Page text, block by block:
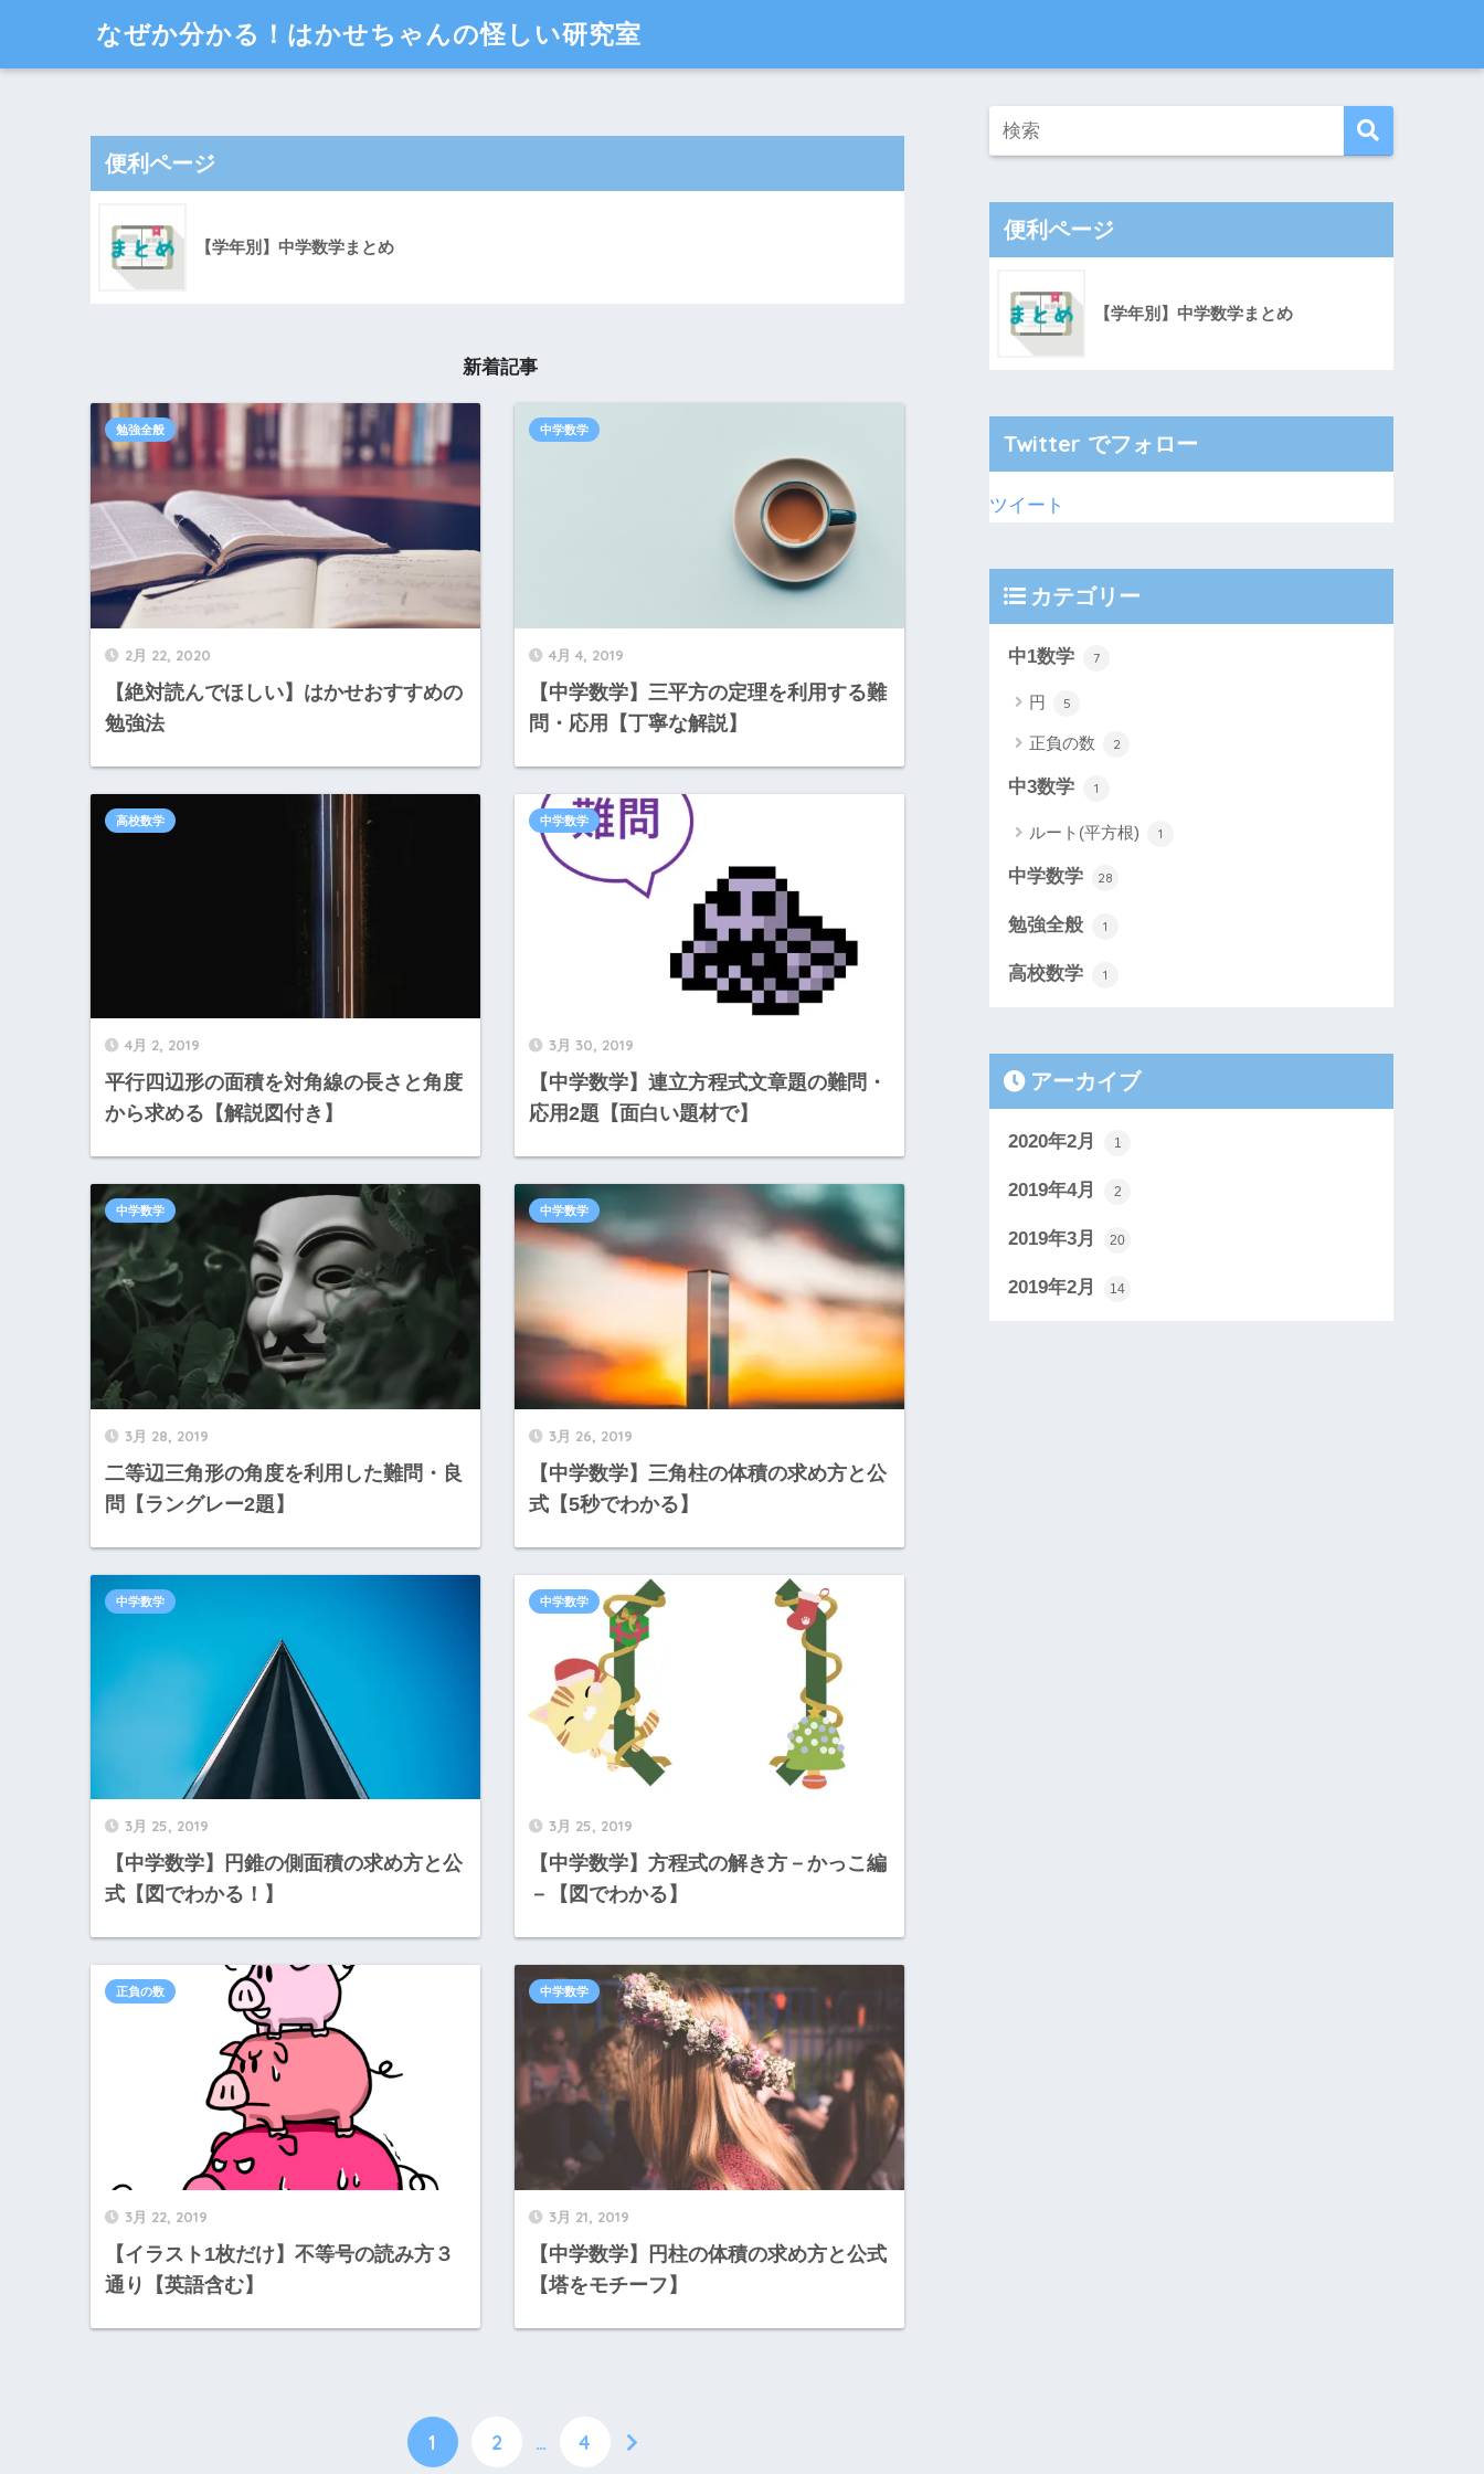
なぜか分かる！はかせちゃんの怪しい研究室
便利ページ
【学年別】中学数学まとめ
新着記事
2月 22, 2020
【絶対読んでほしい】はかせおすすめの
勉強法
勉強全般
4月 4, 2019
【中学数学】三平方の定理を利用する難
問・応用【丁寧な解説】
中学数学
4月 2, 2019
平行四辺形の面積を対角線の長さと角度
から求める【解説図付き】
高校数学
3月 30, 2019
【中学数学】連立方程式文章題の難問・
応用2題【面白い題材で】
中学数学
3月 28, 2019
二等辺三角形の角度を利用した難問・良
問【ラングレー2題】
中学数学
3月 26, 2019
【中学数学】三角柱の体積の求め方と公
式【5秒でわかる】
中学数学
3月 25, 2019
【中学数学】円錐の側面積の求め方と公
式【図でわかる！】
中学数学
3月 25, 2019
【中学数学】方程式の解き方－かっこ編
－【図でわかる】
中学数学
3月 22, 2019
【イラスト1枚だけ】不等号の読み方３
通り【英語含む】
正負の数
3月 21, 2019
【中学数学】円柱の体積の求め方と公式
【塔をモチーフ】
中学数学
1 2 … 4
便利ページ
【学年別】中学数学まとめ
Twitter でフォロー
ツイート
カテゴリー
中1数学 7
円 5
正負の数 2
中3数学 1
ルート(平方根) 1
中学数学 28
勉強全般 1
高校数学 1
アーカイブ
2020年2月 1
2019年4月 2
2019年3月 20
2019年2月 14